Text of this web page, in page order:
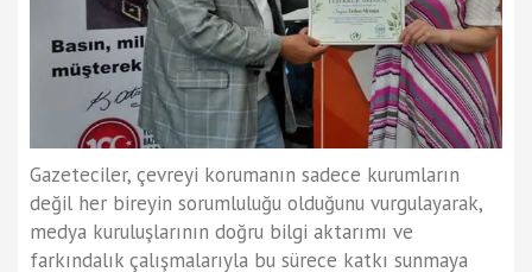
Gazeteciler, çevreyi korumanın sadece kurumların
değil her bireyin sorumluluğu olduğunu vurgulayarak,
medya kuruluşlarının doğru bilgi aktarımı ve
farkındalık çalışmalarıyla bu sürece katkı sunmaya